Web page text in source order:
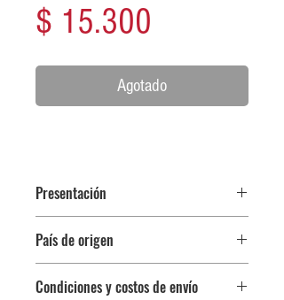
$ 15.300
Agotado
Presentación
País de origen
Condiciones y costos de envío